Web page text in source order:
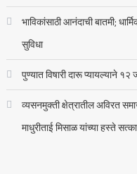
भाविकांसाठी आनंदाची बातमी;
सुविधा
पुण्यात विषारी दारू प्यायल्याने
व्यसनमुक्ती क्षेत्रातील अविरत
माधुरीताई मिसाळ यांच्या हस्ते